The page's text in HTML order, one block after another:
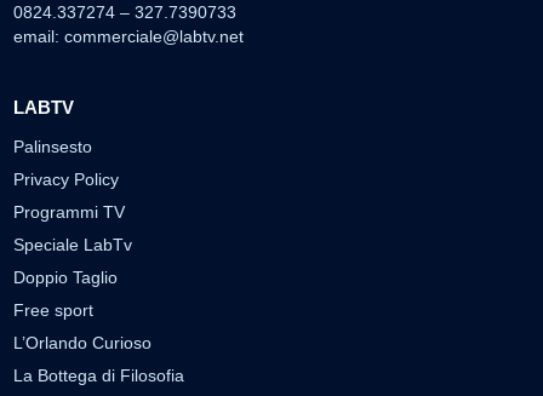
0824.337274 – 327.7390733
email: commerciale@labtv.net
LABTV
Palinsesto
Privacy Policy
Programmi TV
Speciale LabTv
Doppio Taglio
Free sport
L’Orlando Curioso
La Bottega di Filosofia